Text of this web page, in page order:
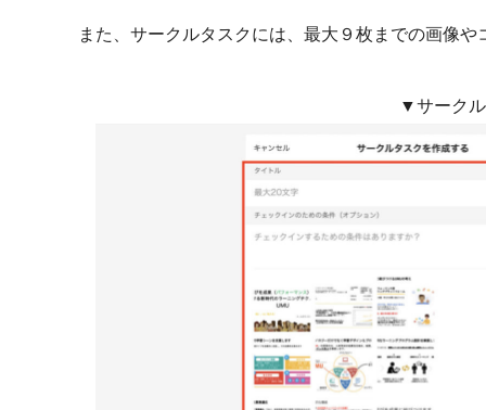
また、サークルタスクには、最大９枚までの画像
▼サーク